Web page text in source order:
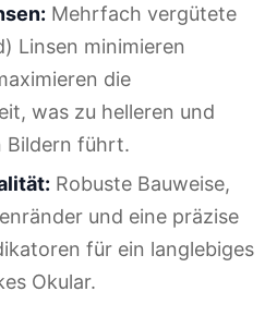
Mehrfach vergütete
Linsen minimieren
die
was zu helleren und
Bildern führt.
Robuste Bauweise,
und eine präzise
für ein langlebiges
Okular.